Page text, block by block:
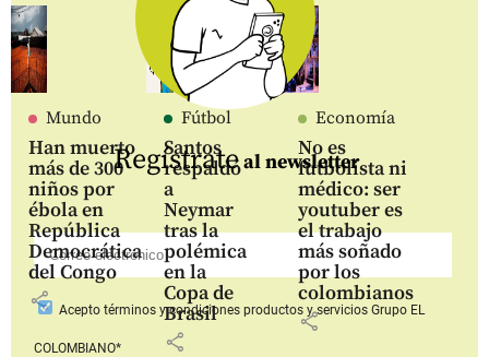
Mundo
Han muerto
más de 300
niños por
ébola en
República
Democrática
del Congo
share
Fútbol
Santos
respaldó
a
Neymar
tras la
polémica
en la
Copa de
Brasil
share
Economía
No es
futbolista ni
médico: ser
youtuber es
el trabajo
más soñado
por los
colombianos
share
Regístrateal newsletter
Aceptotérminos y condiciones productos y serviciosGrupo EL
COLOMBIANO*